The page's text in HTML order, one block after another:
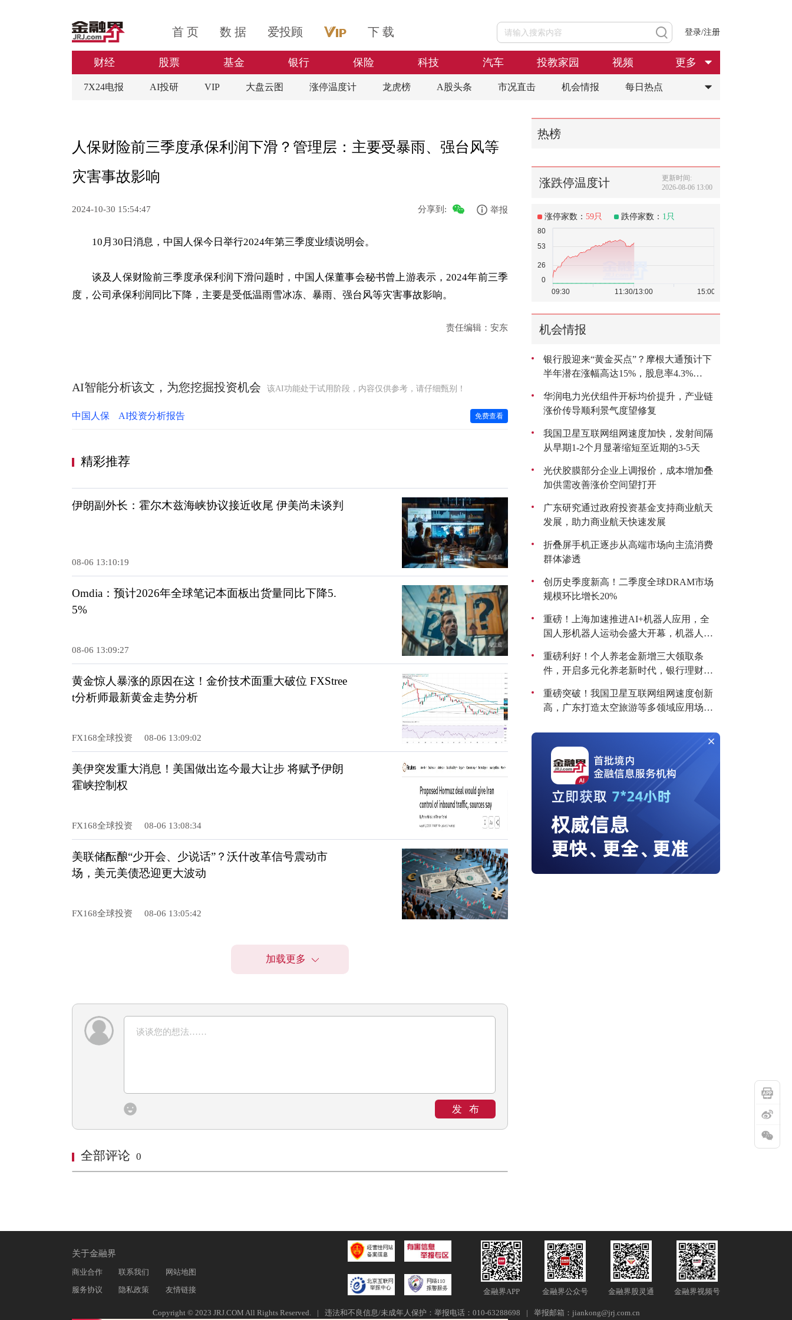
首 页 数 据 爱投顾 下 载 登录/注册
财经 股票 基金 银行 保险 科技 汽车 投教家园 视频 更多
7X24电报 AI投研 VIP 大盘云图 涨停温度计 龙虎榜 A股头条 市况直击 机会情报 每日热点
人保财险前三季度承保利润下滑？管理层：主要受暴雨、强台风等
灾害事故影响
2024-10-30 15:54:47 分享到: 举报
10月30日消息， 中国人保今日举行2024年第三季度业绩说明会。
谈及人保财险前三季度承保利润下滑问题时，中国人保董事会秘书曾上游表示，2024年前三季
度，公司承保利润同比下降，主要是受低温雨雪冰冻、暴雨、强台风等灾害事故影响。
责任编辑：安东
AI智能分析该文，为您挖掘投资机会 该AI功能处于试用阶段，内容仅供参考，请仔细甄别！
中国人保 AI投资分析报告 免费查看
精彩推荐
伊朗副外长：霍尔木兹海峡协议接近收尾 伊美尚未谈判
08-06 13:10:19
Omdia：预计2026年全球笔记本面板出货量同比下降5.
5%
08-06 13:09:27
黄金惊人暴涨的原因在这！金价技术面重大破位 FXStree
t分析师最新黄金走势分析
FX168全球投资 08-06 13:09:02
美伊突发重大消息！美国做出迄今最大让步 将赋予伊朗
霍峡控制权
FX168全球投资 08-06 13:08:34
美联储酝酿“少开会、少说话”？沃什改革信号震动市
场，美元美债恐迎更大波动
FX168全球投资 08-06 13:05:42
加载更多
发布
全部评论 0
热榜
涨跌停温度计
更新时间:
2026-08-06 13:00
涨停家数： 59只 跌停家数： 1只
机会情报
银行股迎来“黄金买点”？摩根大通预计下
半年潜在涨幅高达15%，股息率4.3%
华润电力光伏组件开标均价提升，产业链
涨价传导顺利景气度望修复
我国卫星互联网组网速度加快，发射间隔
从早期1-2个月显著缩短至近期的3-5天
光伏胶膜部分企业上调报价，成本增加叠
加供需改善涨价空间望打开
广东研究通过政府投资基金支持商业航天
发展，助力商业航天快速发展
折叠屏手机正逐步从高端市场向主流消费
群体渗透
创历史季度新高！二季度全球DRAM市场
规模环比增长20%
重磅！上海加速推进AI+机器人应用，全
国人形机器人运动会盛大开幕，机器人板
重磅利好！个人养老金新增三大领取条
件，开启多元化养老新时代，银行理财产
重磅突破！我国卫星互联网组网速度创新
高，广东打造太空旅游等多领域应用场
关于金融界
商业合作 联系我们
网站地图
服务协议
隐私政策 友情链接 金融界APP 金融界公众号 金融界股灵通 金融界视频号
Copyright © 2023 JRJ.COM All Rights Reserved. | 违法和不良信息/未成年人保护：举报电话：010-63288698 | 举报邮箱：jiankong@jrj.com.cn